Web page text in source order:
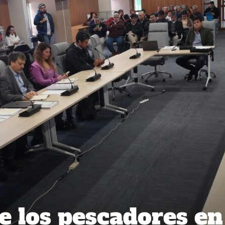
los pescadores